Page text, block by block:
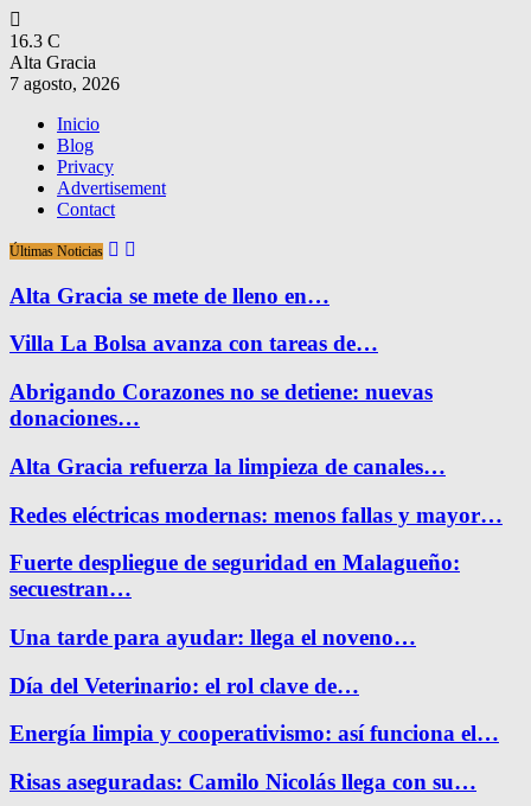
16.3 C
Alta Gracia
7 agosto, 2026
Inicio
Blog
Privacy
Advertisement
Contact
Últimas Noticias
Alta Gracia se mete de lleno en…
Villa La Bolsa avanza con tareas de…
Abrigando Corazones no se detiene: nuevas
donaciones…
Alta Gracia refuerza la limpieza de canales…
Redes eléctricas modernas: menos fallas y mayor…
Fuerte despliegue de seguridad en Malagueño:
secuestran…
Una tarde para ayudar: llega el noveno…
Día del Veterinario: el rol clave de…
Energía limpia y cooperativismo: así funciona el…
Risas aseguradas: Camilo Nicolás llega con su…